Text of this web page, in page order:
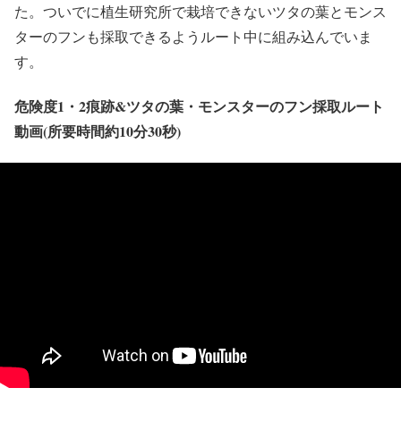
た。ついでに植生研究所で栽培できないツタの葉とモンス
ターのフンも採取できるようルート中に組み込んでいま
す。
危険度1・2痕跡&ツタの葉・モンスターのフン採取ルート
動画(所要時間約10分30秒)